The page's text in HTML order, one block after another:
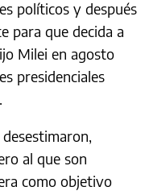
políticos y después
para que decida a
Milei en agosto
presidenciales
al que son
como objetivo